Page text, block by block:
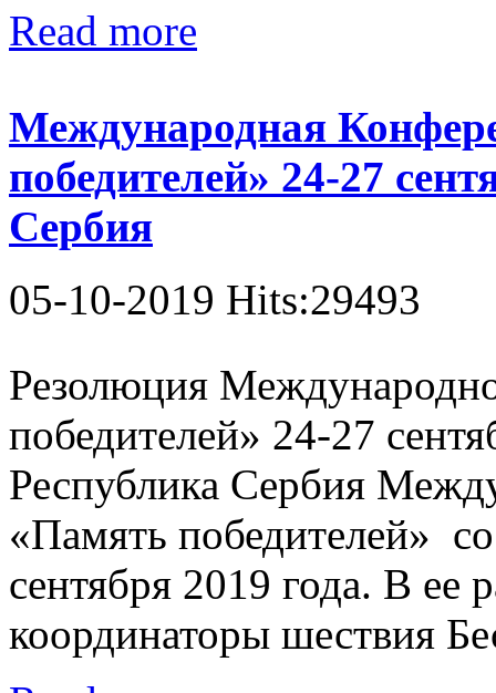
Read more
Международная
победителей» 24-27
Сербия
05-10-2019 Hits:29493
Резолюция
победителей» 24-27
Республика Сербия
«Память победителей»
сентября 2019 года. В ее
координаторы шествия